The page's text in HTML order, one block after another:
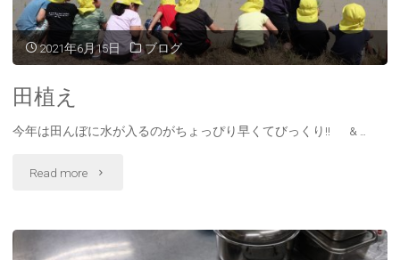
2021年6月15日 ブログ
田植え
今年は田んぼに水が入るのがちょっぴり早くてびっくり!! & …
Read more "田
え"